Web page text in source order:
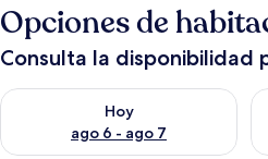
Opciones de
Consulta la disponibilidad
Hoy
ago 6 - ago 7
Consulta la disponibilidad para